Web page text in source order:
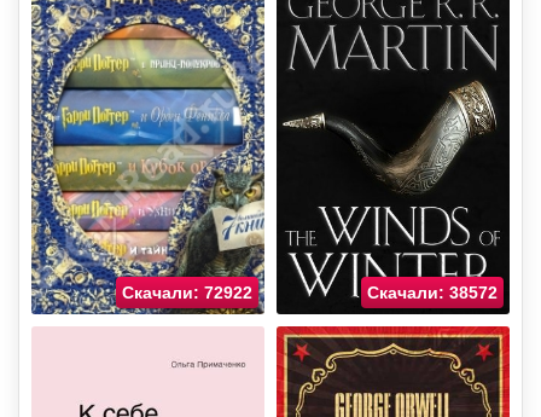
Скачали: 72922 Скачали: 38572